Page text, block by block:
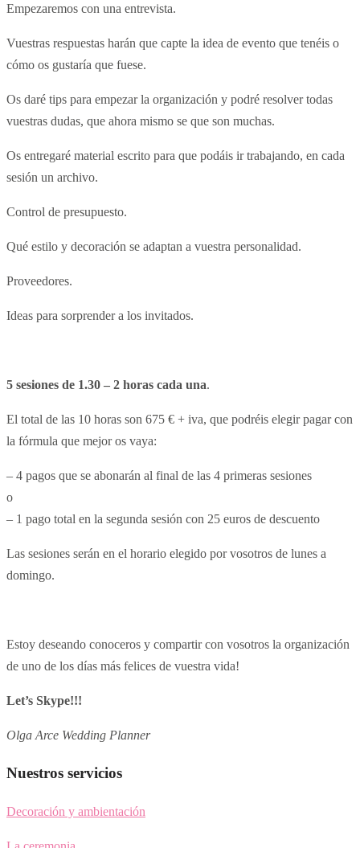
Empezaremos con una entrevista.
Vuestras respuestas harán que capte la idea de evento que tenéis o
cómo os gustaría que fuese.
Os daré tips para empezar la organización y podré resolver todas
vuestras dudas, que ahora mismo se que son muchas.
Os entregaré material escrito para que podáis ir trabajando, en cada
sesión un archivo.
Control de presupuesto.
Qué estilo y decoración se adaptan a vuestra personalidad.
Proveedores.
Ideas para sorprender a los invitados.
5 sesiones de 1.30 – 2 horas cada una.
El total de las 10 horas son 675 € + iva, que podréis elegir pagar con
la fórmula que mejor os vaya:
– 4 pagos que se abonarán al final de las 4 primeras sesiones
o
– 1 pago total en la segunda sesión con 25 euros de descuento
Las sesiones serán en el horario elegido por vosotros de lunes a
domingo.
Estoy deseando conoceros y compartir con vosotros la organización
de uno de los días más felices de vuestra vida!
Let’s Skype!!!
Olga Arce Wedding Planner
Nuestros servicios
Decoración y ambientación